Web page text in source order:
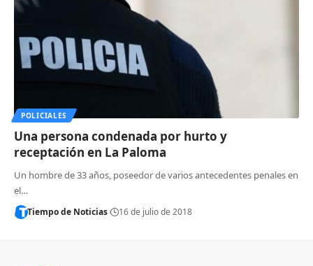
POLICIALES
Una persona condenada por hurto y
receptación en La Paloma
Un hombre de 33 años, poseedor de varios antecedentes penales en
el…
Tiempo de Noticias 16 de julio de 2018